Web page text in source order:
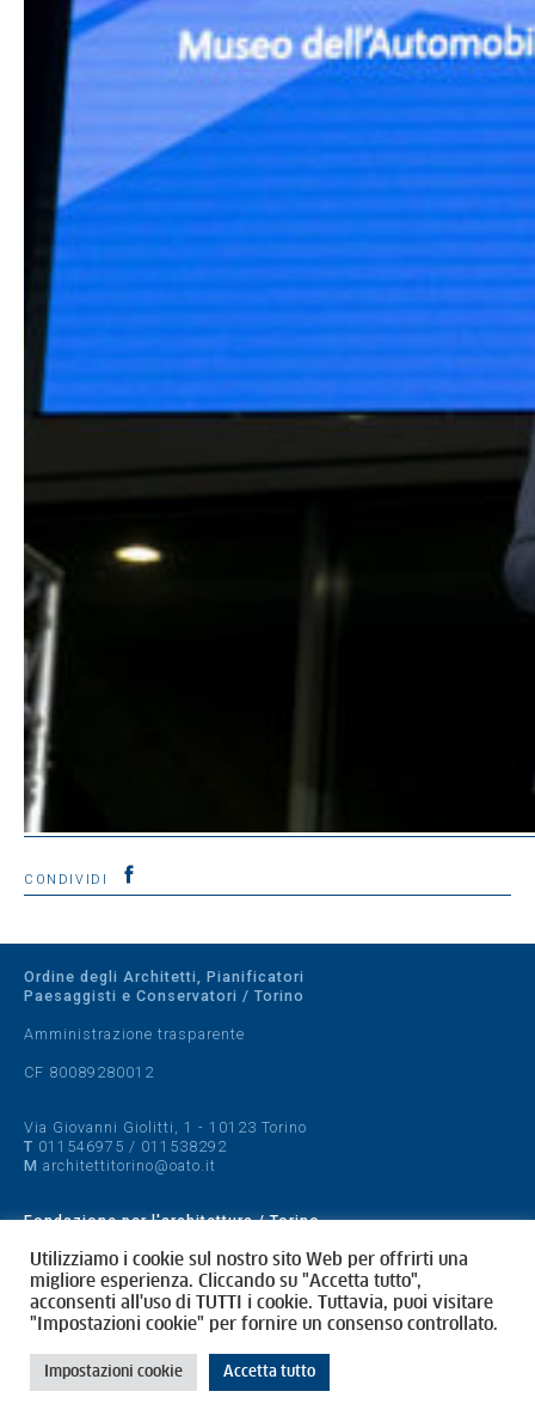
CONDIVIDI
Ordine degli Architetti, Pianificatori
Paesaggisti e Conservatori / Torino
Amministrazione trasparente
CF 80089280012
Via Giovanni Giolitti, 1 - 10123 Torino
T 011546975 / 011538292
M architettitorino@oato.it
Fondazione per l'architettura / Torino
Designed by quattrolinee.it
Cookie Policy
Privacy Policy
Utilizziamo i cookie sul nostro sito Web per offrirti una
migliore esperienza. Cliccando su "Accetta tutto",
acconsenti all'uso di TUTTI i cookie. Tuttavia, puoi visitare
"Impostazioni cookie" per fornire un consenso controllato.
Impostazioni cookie Accetta tutto